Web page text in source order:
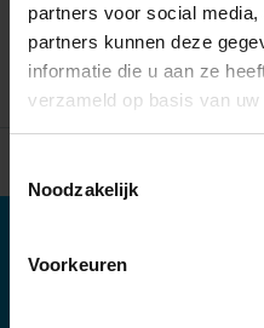
partners voor social
partners kunnen deze
informatie die u aan ze
verzameld op basis van
Noodzakelijk
Voorkeuren
Partners